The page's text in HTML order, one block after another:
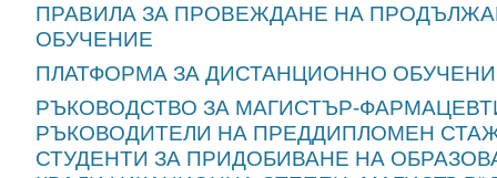
ПРАВИЛА ЗА ПРОВЕЖДАНЕ НА
ОБУЧЕНИЕ
ПЛАТФОРМА ЗА ДИСТАНЦИОННО
РЪКОВОДСТВО ЗА МАГИСТЪР-
РЪКОВОДИТЕЛИ НА ПРЕДДИПЛОМЕН
СТУДЕНТИ ЗА ПРИДОБИВАНЕ НА